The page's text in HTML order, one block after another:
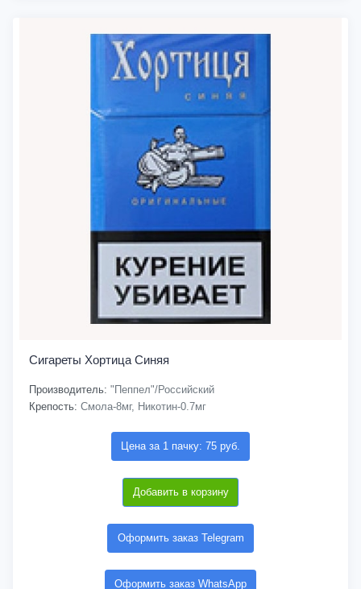
Сигареты Хортица Синяя
Производитель: "Пеппел"/Российский
Крепость: Смола-8мг, Никотин-0.7мг
Цена за 1 пачку: 75 руб.
Добавить в корзину
Оформить заказ Telegram
Оформить заказ WhatsApp